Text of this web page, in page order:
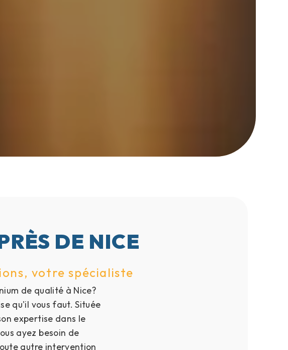
DE NICE
votre spécialiste
de qualité à Nice?
qu'il vous faut. Située
expertise dans le
ayez besoin de
autre intervention